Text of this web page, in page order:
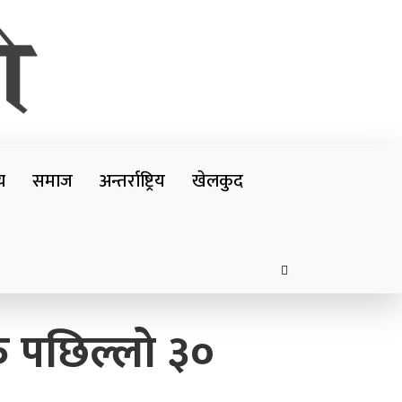
समाज अन्तर्राष्ट्रिय
खेलकुद
एमाले नेता प्रदिप पौडेल पक्राउ
पछिल्लो ३०